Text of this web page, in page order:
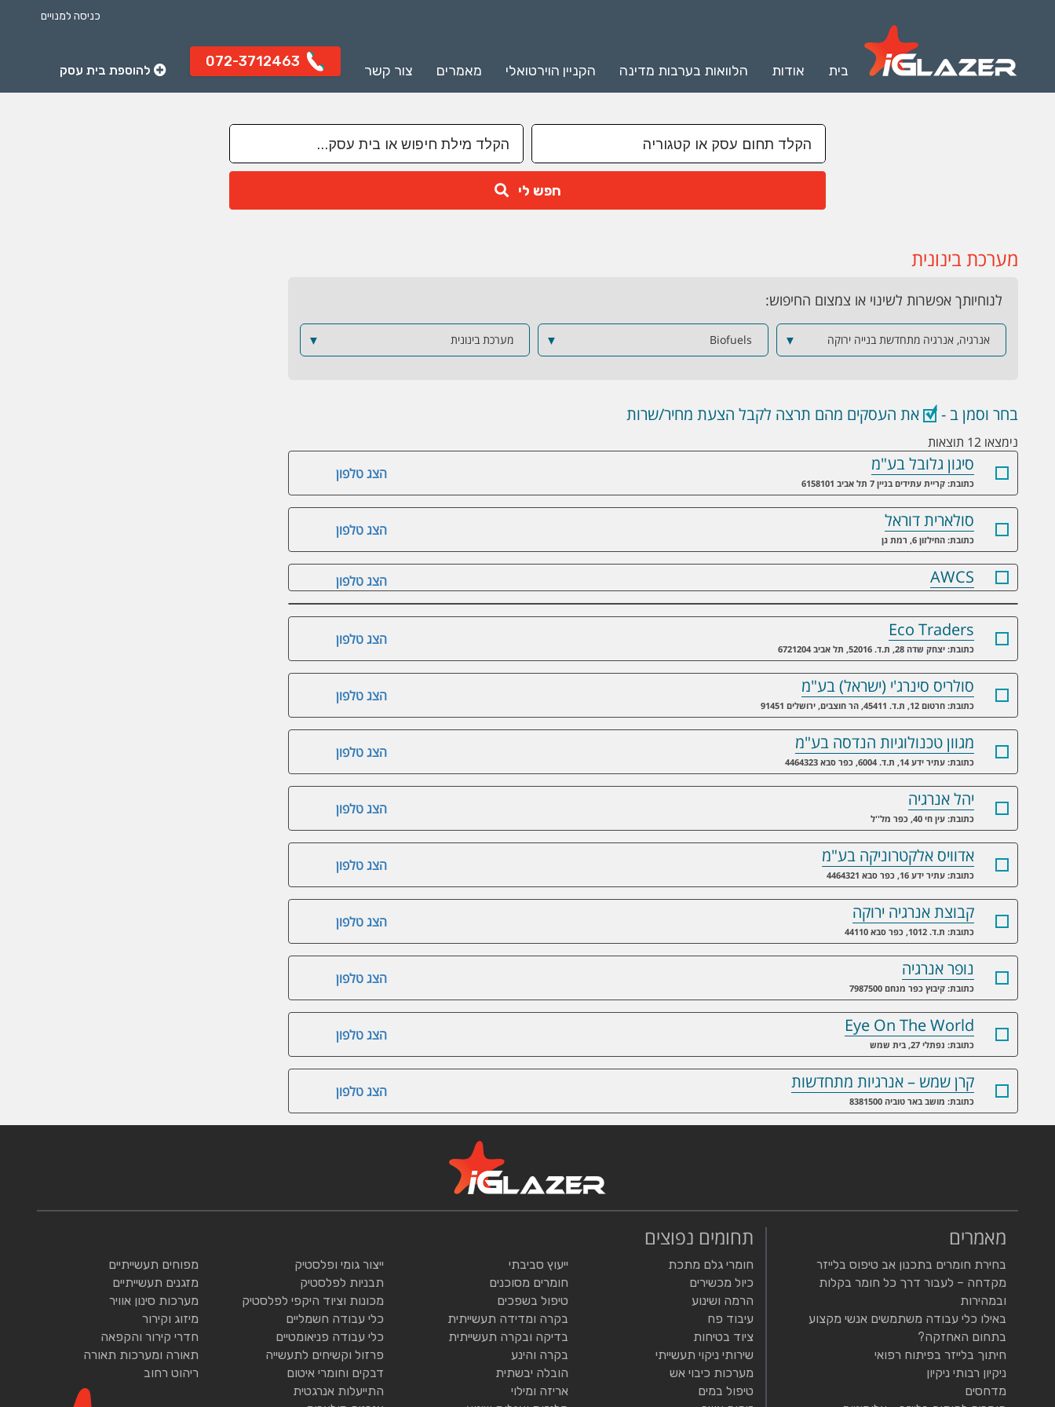
כניסה למנויים
בית אודות הלוואות בערבות מדינה הקניין הוירטואלי מאמרים צור קשר
072-3712463
להוספת בית עסק
חפש לי
מערכת בינונית
לנוחיותך אפשרות לשינוי או צמצום החיפוש:
אנרגיה, אנרגיה מתחדשת בנייה ירוקה ▼
Biofuels
▼ מערכת בינונית ▼
בחר וסמן ב - את העסקים מהם תרצה לקבל הצעת מחיר/שרות
נימצאו 12 תוצאות
הצג טלפון
סיגון גלובל בע"מ
כתובת: קריית עתידים בניין 7 תל אביב 6158101
הצג טלפון סולארית דוראל
כתובת: החילזון 6, רמת גן
הצג טלפון AWCS
הצג טלפון Eco Traders
כתובת: יצחק שדה 28, ת.ד. 52016, תל אביב 6721204
הצג טלפון סולריס סינרג'י (ישראל) בע"מ
כתובת: חרטום 12, ת.ד. 45411, הר חוצבים, ירושלים 91451
הצג טלפון מגוון טכנולוגיות הנדסה בע"מ
כתובת: עתיר ידע 14, ת.ד. 6004, כפר סבא 4464323
הצג טלפון יהל אנרגיה
כתובת: עין חי 40, כפר מל''ל
הצג טלפון אדוויס אלקטרוניקה בע"מ
כתובת: עתיר ידע 16, כפר סבא 4464321
הצג טלפון קבוצת אנרגיה ירוקה
כתובת: ת.ד. 1012, כפר סבא 44110
הצג טלפון נופר אנרגיה
כתובת: קיבוץ כפר מנחם 7987500
הצג טלפון Eye On The World
כתובת: נפתלי 27, בית שמש
הצג טלפון קרן שמש – אנרגיות מתחדשות
כתובת: מושב באר טוביה 8381500
מאמרים
בחירת חומרים בתכנון אב טיפוס בלייזר
מקדחה – לעבור דרך כל חומר בקלות
ובמהירות
באילו כלי עבודה משתמשים אנשי מקצוע
בתחום האחזקה?
חיתוך בלייזר בפיתוח רפואי
ניקיון רבותי ניקיון
מדחסים
תחומים נפוצים
חומרי גלם מתכת
כיול מכשירים
הרמה ושינוע
עיבוד פח
ציוד בטיחות
שירותי ניקוי תעשייתי
מערכות כיבוי אש
טיפול במים
ייעוץ סביבתי
חומרים מסוכנים
טיפול בשפכים
בקרה ומדידה תעשייתית
בדיקה ובקרה תעשייתית
בקרה והינע
הובלה יבשתית
אריזה ומילוי
ייצור גומי ופלסטיק
תבניות לפלסטיק
מכונות וציוד היקפי לפלסטיק
כלי עבודה חשמליים
כלי עבודה פניאומטיים
פרזול וקשיחים לתעשייה
דבקים וחומרי איטום
התייעלות אנרגטית
מפוחים תעשייתיים
מזגנים תעשייתיים
מערכות סינון אוויר
מיזוג וקירור
חדרי קירור והקפאה
תאורה ומערכות תאורה
ריהוט רחוב